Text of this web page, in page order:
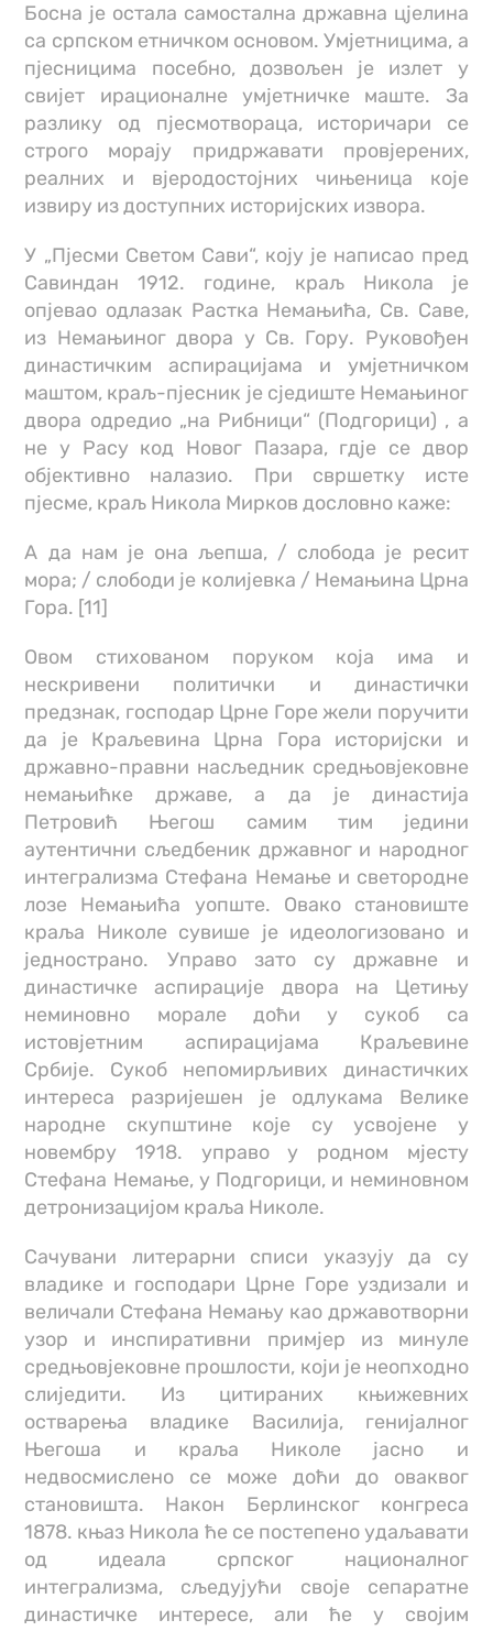
Босна је остала самостална државна цјелина
са српском етничком основом. Умјетницима, а
пјесницима посебно, дозвољен је излет у
свијет ирационалне умјетничке маште. За
разлику од пјесмотвораца, историчари се
строго морају придржавати провјерених,
реалних и вјеродостојних чињеница које
извиру из доступних историјских извора.
У „Пјесми Светом Сави“, коју је написао пред
Савиндан 1912. године, краљ Никола је
опјевао одлазак Растка Немањића, Св. Саве,
из Немањиног двора у Св. Гору. Руковођен
династичким аспирацијама и умјетничком
маштом, краљ-пјесник је сједиште Немањиног
двора одредио „на Рибници“ (Подгорици) , а
не у Расу код Новог Пазара, гдје се двор
објективно налазио. При свршетку исте
пјесме, краљ Никола Мирков дословно каже:
А да нам је она љепша, / слобода је ресит
мора; / слободи је колијевка / Немањина Црна
Гора. [11]
Овом стихованом поруком која има и
нескривени политички и династички
предзнак, господар Црне Горе жели поручити
да је Краљевина Црна Гора историјски и
државно-правни насљедник средњовјековне
немањићке државе, а да је династија
Петровић Његош самим тим једини
аутентични сљедбеник државног и народног
интегрализма Стефана Немање и светородне
лозе Немањића уопште. Овако становиште
краља Николе сувише је идеологизовано и
једнострано. Управо зато су државне и
династичке аспирације двора на Цетињу
неминовно морале доћи у сукоб са
истовјетним аспирацијама Краљевине
Србије. Сукоб непомирљивих династичких
интереса разријешен је одлукама Велике
народне скупштине које су усвојене у
новембру 1918. управо у родном мјесту
Стефана Немање, у Подгорици, и неминовном
детронизацијом краља Николе.
Сачувани литерарни списи указују да су
владике и господари Црне Горе уздизали и
величали Стефана Немању као државотворни
узор и инспиративни примјер из минуле
средњовјековне прошлости, који је неопходно
слиједити. Из цитираних књижевних
остварења владике Василија, генијалног
Његоша и краља Николе јасно и
недвосмислено се може доћи до оваквог
становишта. Након Берлинског конгреса
1878. књаз Никола ће се постепено удаљавати
од идеала српског националног
интегрализма, сљедујући своје сепаратне
династичке интересе, али ће у својим